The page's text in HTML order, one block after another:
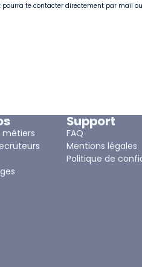
pourra te contacter directement par mail
métiers
Support
FAQ
Mentions légales
Politique de